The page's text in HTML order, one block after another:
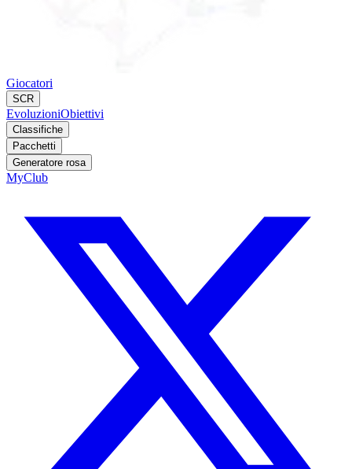
Giocatori
SCR
EvoluzioniObiettivi
Classifiche
Pacchetti
Generatore rosa
MyClub